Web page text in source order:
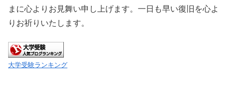
まに心よりお見舞い申し上げます。一日も早い復旧を心よ
りお祈りいたします。
大学受験ランキング